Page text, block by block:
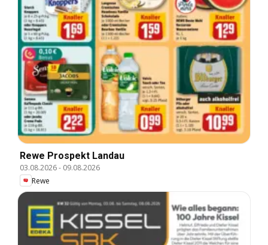
Rewe Prospekt Landau
03.08.2026- 09.08.2026
Rewe